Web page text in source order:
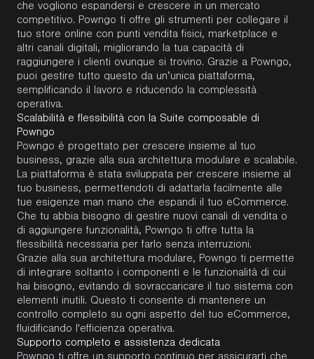
che vogliono espandersi e crescere in un mercato
competitivo. Powngo ti offre gli strumenti per collegare il
tuo store online con punti vendita fisici, marketplace e
altri canali digitali, migliorando la tua capacità di
raggiungere i clienti ovunque si trovino. Grazie a Powngo,
puoi gestire tutto questo da un’unica piattaforma,
semplificando il lavoro e riducendo la complessità
operativa.
Scalabilità e flessibilità con la Suite composable di
Powngo
Powngo è progettato per crescere insieme al tuo
business, grazie alla sua architettura modulare e scalabile.
La piattaforma è stata sviluppata per crescere insieme al
tuo business, permettendoti di adattarla facilmente alle
tue esigenze man mano che espandi il tuo eCommerce.
Che tu abbia bisogno di gestire nuovi canali di vendita o
di aggiungere funzionalità, Powngo ti offre tutta la
flessibilità necessaria per farlo senza interruzioni.
Grazie alla sua architettura modulare, Powngo ti permette
di integrare soltanto i componenti e le funzionalità di cui
hai bisogno, evitando di sovraccaricare il tuo sistema con
elementi inutili. Questo ti consente di mantenere un
controllo completo su ogni aspetto del tuo eCommerce,
fluidificando l'efficienza operativa.
Supporto completo e assistenza dedicata